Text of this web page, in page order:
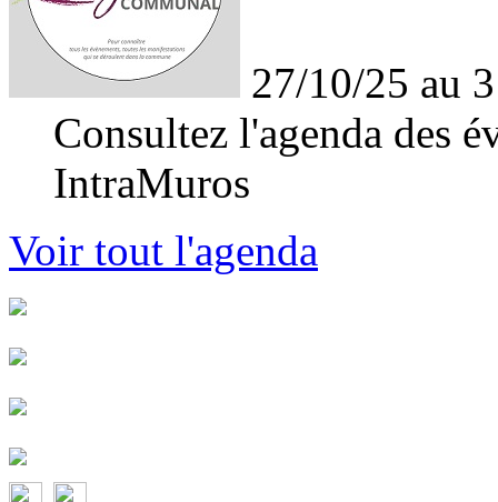
27/10/25 au
Consultez l'agenda des
IntraMuros
Voir tout l'agenda